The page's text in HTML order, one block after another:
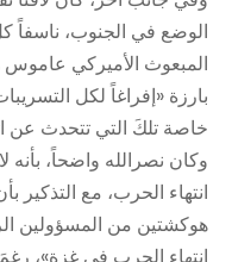
الوضع في الجنوب، ناسفاً
المبعوث الأميركي
بارزة «إفراغاً لكل
خاصة تلكَ التي تتحدث عن
وكان نصرالله واضحاً،
انتهاء الحرب، مع التذكير
هوكشتين من المسؤولين
انتهاء الحرب في غزة»،